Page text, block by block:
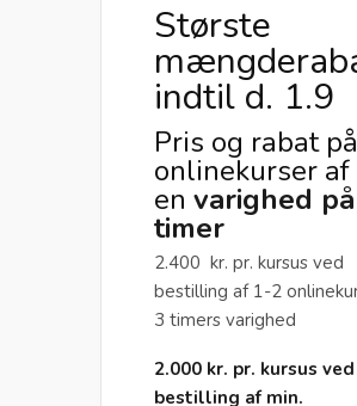
Største
indtil d. 1.9
Pris og rabat på
onlinekurser af
en varighed
timer
2.400 kr. pr. kursus ved
bestilling af 1-2
3 timers varighed
2.000 kr. pr. kursus ved
bestilling af min.